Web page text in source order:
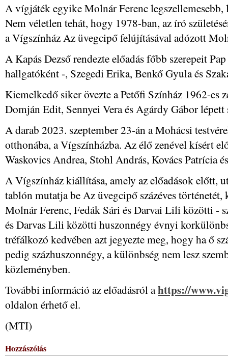
A vígjáték egyike Molnár Ferenc
Nem véletlen tehát, hogy 1978-ban, az író
a Vígszínház Az üvegcipő felújításával adózott
A Kapás Dezső rendezte előadás főbb szerepeit
hallgatóként -, Szegedi Erika, Benkő Gyula és
Kiemelkedő siker övezte a Petőfi Színház 1962-es
Domján Edit, Sennyei Vera és Agárdy Gábor lépett
A darab 2023. szeptember 23-án a Mohácsi
otthonába, a Vígszínházba. Az élő zenével kísért
Waskovics Andrea, Stohl András, Kovács Patrícia
A Vígszínház kiállítása, amely az előadások előtt,
tablón mutatja be Az üvegcipő százéves
Molnár Ferenc, Fedák Sári és Darvai Lili közötti -
és Darvas Lili közötti huszonnégy évnyi
tréfálkozó kedvében azt jegyezte meg, hogy ha ő
pedig százhuszonnégy, a különbség nem lesz
közleményben.
További információ az előadásról ahttps://
oldalon érhető el.
(MTI)
Hozzászólás